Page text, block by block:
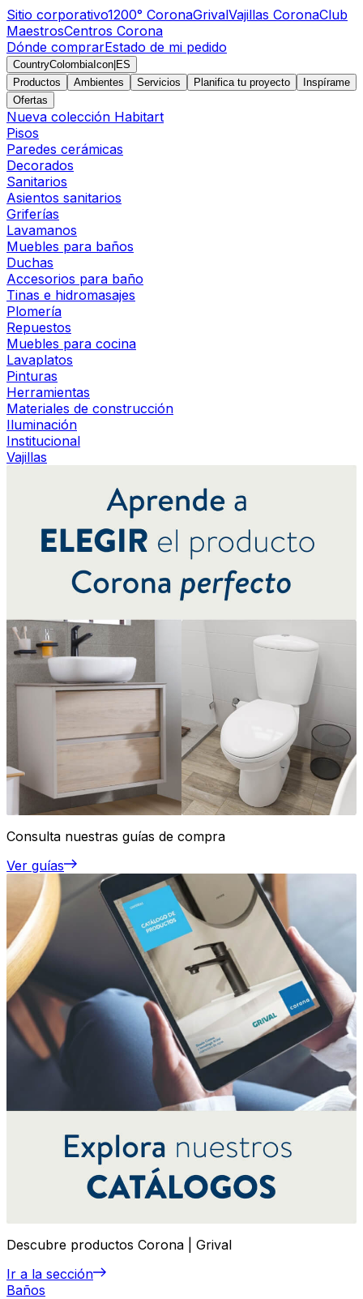
Sitio corporativo1200° CoronaGrivalVajillas CoronaClub
MaestrosCentros Corona
Dónde comprarEstado de mi pedido
CountryColombiaIcon ES
Productos
Ambientes Servicios Planifica tu proyecto
Inspírame
Ofertas
Nueva colección Habitart
Pisos
Paredes cerámicas
Decorados
Sanitarios
Asientos sanitarios
Griferías
Lavamanos
Muebles para baños
Duchas
Accesorios para baño
Tinas e hidromasajes
Plomería
Repuestos
Muebles para cocina
Lavaplatos
Pinturas
Herramientas
Materiales de construcción
Iluminación
Institucional
Vajillas
Consulta nuestras guías de compra
Ver guías
Descubre productos Corona | Grival
Ir a la sección
Baños